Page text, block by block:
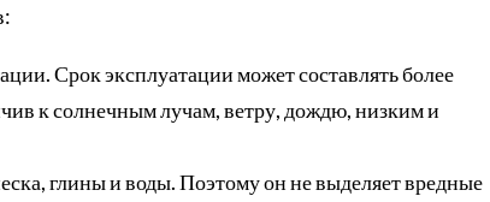
Срок эксплуатации может составлять более
к солнечным лучам, ветру, дождю, низким и
глины и воды. Поэтому он не выделяет вредные